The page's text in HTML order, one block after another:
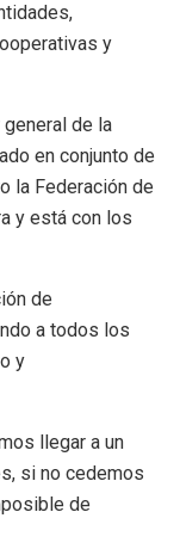
y
general de la
en conjunto de
la Federación de
y está con los
de
a todos los
y
llegar a un
si no cedemos
de